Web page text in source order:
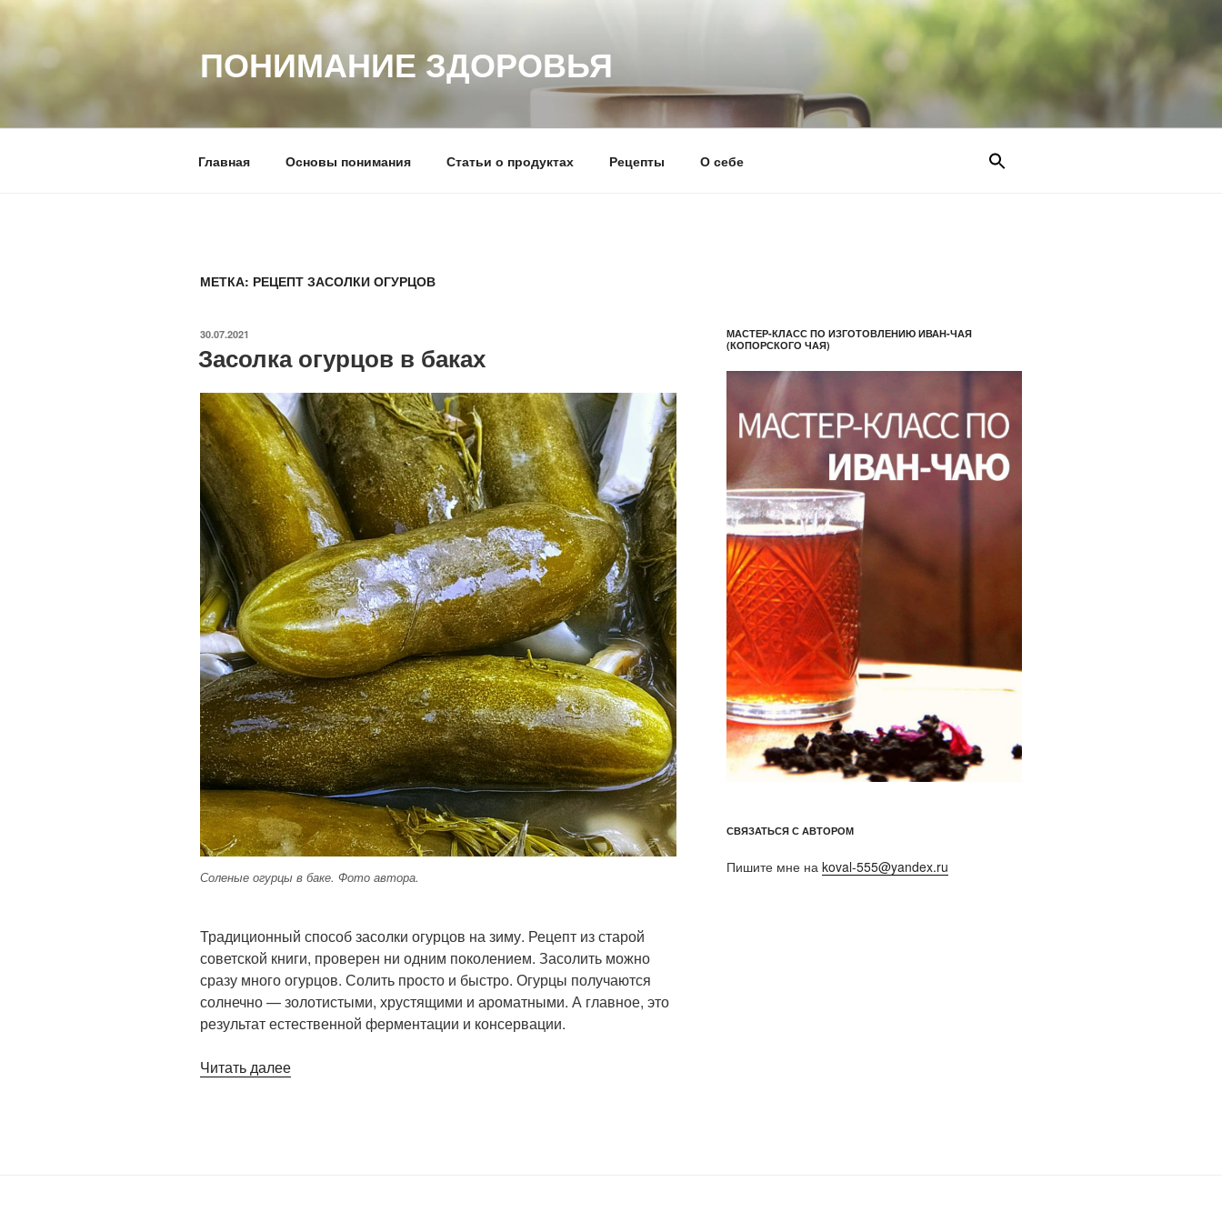
Перейти
ПОНИМАНИЕ ЗДОРОВЬЯ
Главная Основы понимания Статьи о продуктах Рецепты О себе
МЕТКА: РЕЦЕПТ ЗАСОЛКИ ОГУРЦОВ
ОПУБЛИКОВАНО
30.07.2021
Засолка огурцов в баках
Соленые огурцы в баке. Фото автора.
Традиционный способ засолки огурцов на зиму. Рецепт из старой
советской книги, проверен ни одним поколением. Засолить можно
сразу много огурцов. Солить просто и быстро. Огурцы получаются
солнечно — золотистыми, хрустящими и ароматными. А главное, это
результат естественной ферментации и консервации.
Читать далее«Засолка
МАСТЕР-КЛАСС ПО ИЗГОТОВЛЕНИЮ ИВАН-ЧАЯ
(КОПОРСКОГО ЧАЯ)
СВЯЗАТЬСЯ С АВТОРОМ
Пишите мне на koval-555@yandex.ru